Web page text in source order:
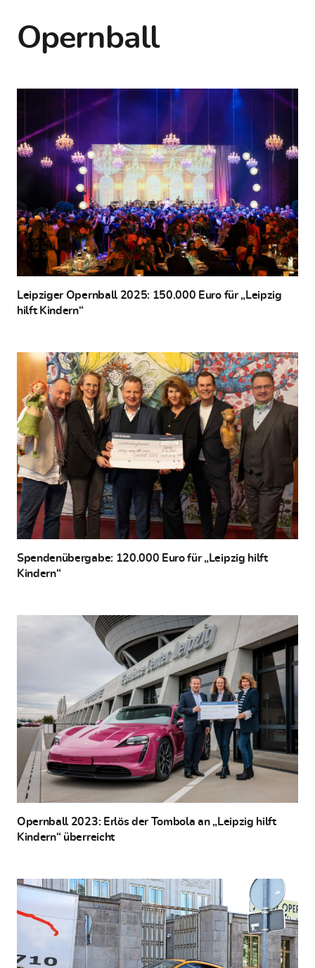
Opernball
Leipziger Opernball 2025: 150.000 Euro für „Leipzig
hilft Kindern“
Spendenübergabe: 120.000 Euro für „Leipzig hilft
Kindern“
Opernball 2023: Erlös der Tombola an „Leipzig hilft
Kindern“ überreicht